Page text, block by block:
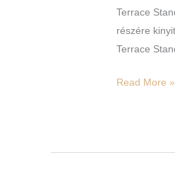
Terrace
részére
Terrace
Read More »